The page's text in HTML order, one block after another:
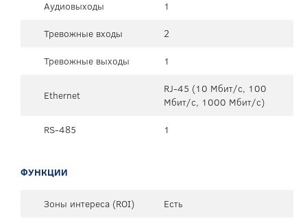
Аудиовыходы
1
Тревожные входы
2
Тревожные выходы
1
Ethernet
RJ-45 (10 Мбит/с, 100
Мбит/с, 1000 Мбит/с)
RS-485
1
ФУНКЦИИ
Зоны интереса (ROI)
Есть